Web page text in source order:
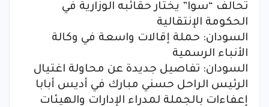
تحالف “سوا” يختار حقائبه الوزارية في
الحكومة الإنتقالية
السودان: حملة إقالات واسعة في وكالة
الأنباء الرسمية
السودان: تفاصيل جديدة عن محاولة اغتيال
الرئيس الراحل حسني مبارك في أديس أبابا
إعفاءات بالجملة لمدراء الإدارات والهيئات